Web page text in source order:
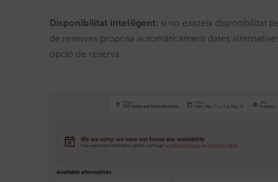
Disponibilitat intel·ligent: si no existeix disponibilitat
de reserves proposa automàticament dates
opció de reserva.